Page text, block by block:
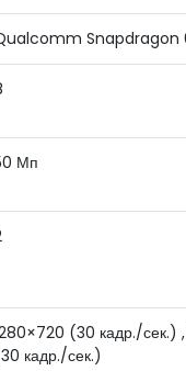
Snapdragon
Мп
(30 кадр./сек.)
кадр./сек.)